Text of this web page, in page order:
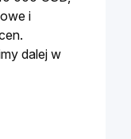
i
dalej w